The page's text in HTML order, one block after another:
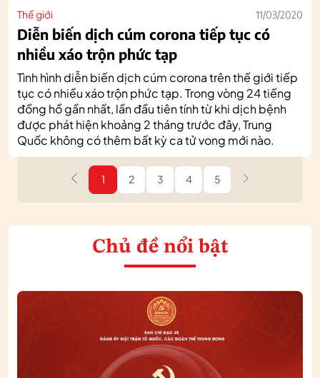
Thế giới 11/03/2020
Diễn biến dịch cúm corona tiếp tục có
nhiều xáo trộn phức tạp
Tình hình diễn biến dịch cúm corona trên thế giới tiếp
tục có nhiều xáo trộn phức tạp. Trong vòng 24 tiếng
đồng hồ gần nhất, lần đầu tiên tính từ khi dịch bệnh
được phát hiện khoảng 2 tháng trước đây, Trung
Quốc không có thêm bất kỳ ca tử vong mới nào.
1 2 3 4 5
Chủ đề nổi bật